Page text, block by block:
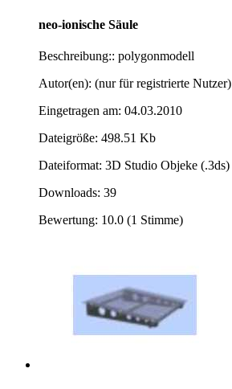
neo-ionische Säule
Beschreibung:: polygonmodell
Autor(en): (nur für registrierte Nutzer)
Eingetragen am: 04.03.2010
Dateigröße: 498.51 Kb
Dateiformat: 3D Studio Objeke (.3ds)
Downloads: 39
Bewertung: 10.0 (1 Stimme)